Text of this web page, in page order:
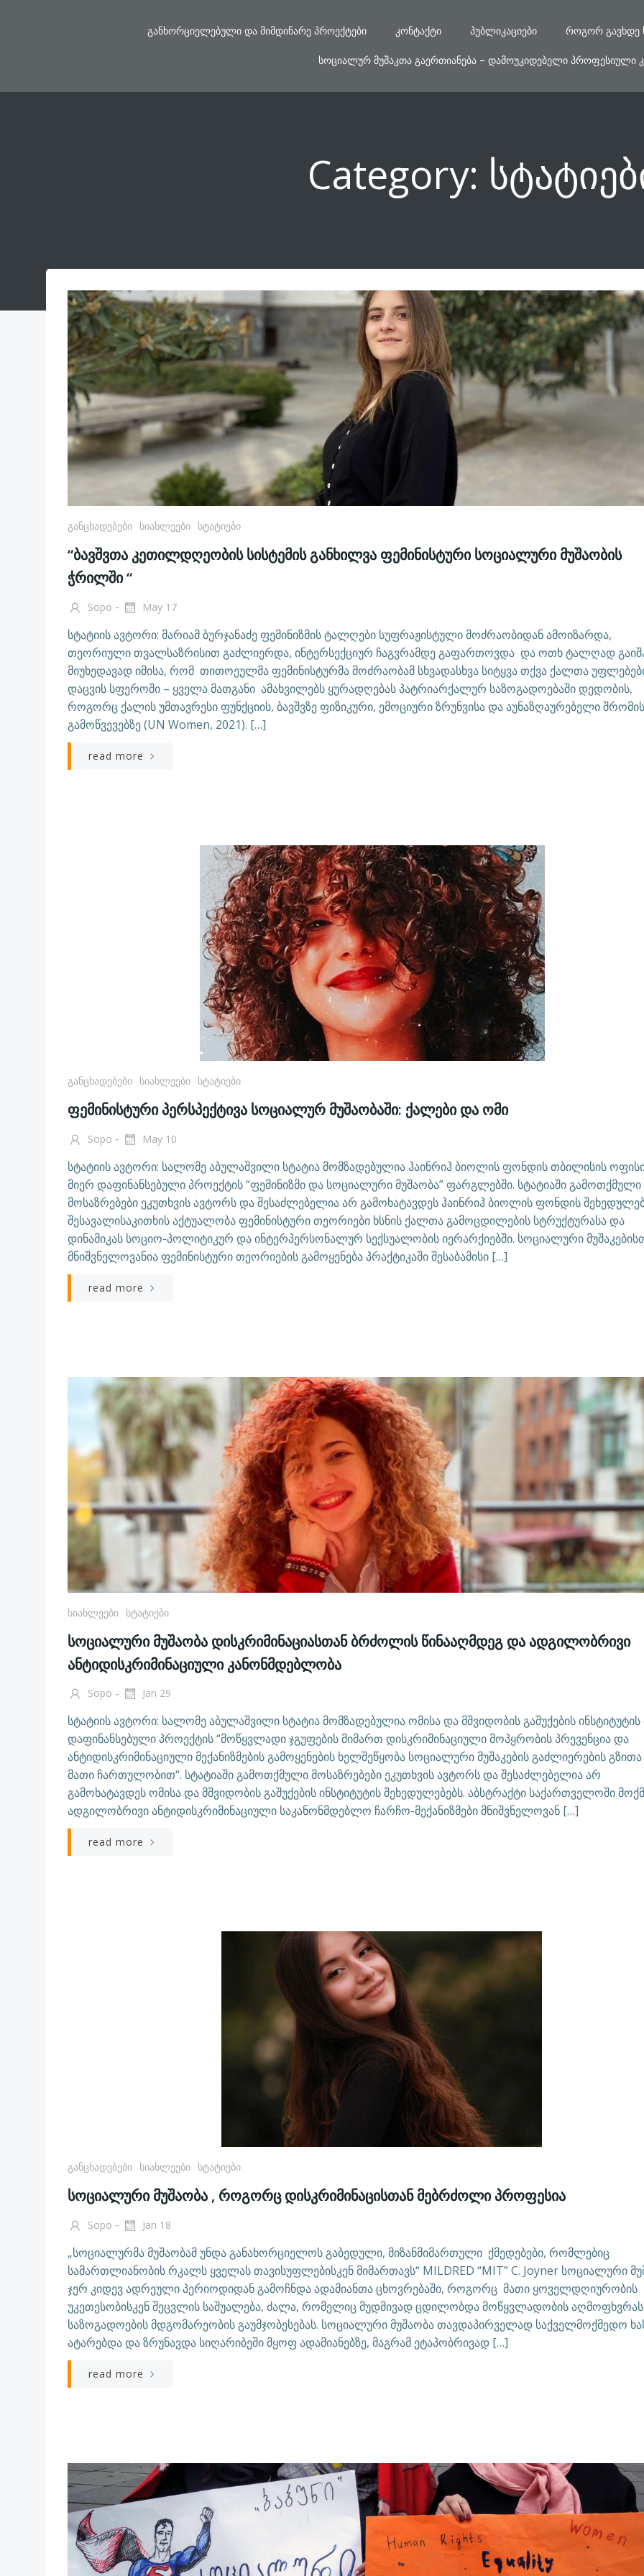
ᲒᲐᲜᲮᲝᲠᲪᲘᲔᲚᲔᲑᲣᲚᲘ ᲓᲐ ᲛᲘᲛᲓᲘᲜᲐᲠᲔ ᲞᲠᲝᲔᲥᲢᲔᲑᲘ ᲙᲝᲜᲢᲐᲥᲢᲘ ᲞᲣᲑᲚᲘᲙᲐᲪᲘᲔᲑᲘ ᲠᲝᲒᲝᲠ ᲒᲐᲕᲮᲓᲔ
ᲡᲝᲪᲘᲐᲚᲣᲠ ᲛᲣᲨᲐᲙᲗᲐ ᲒᲐᲔᲠᲗᲘᲐᲜᲔᲑᲐ – ᲓᲐᲛᲝᲣᲙᲘᲓᲔᲑᲔᲚᲘ ᲞᲠᲝᲤᲔᲡᲘᲣᲚᲘ
Category:
Განცხადებები Სიახლეები Სტატიები
“ბავშვთა კეთილდღეობის სისტემის განხილვა ფემინისტური სოციალური მუშაობის
ჭრილში “
Sopo - May 17
სტატიის ავტორი: მარიამ ბურჯანაძე ფემინიზმის ტალღები სუფრაჟისტული მოძრაობიდან ამოიზარდა,
თეორიული თვალსაზრისით გაძლიერდა, ინტერსექციურ ჩაგვრამდე გაფართოვდა და ოთხ ტალღად
მიუხედავად იმისა, რომ თითოეულმა ფემინისტურმა მოძრაობამ სხვადასხვა სიტყვა თქვა ქალთა
დაცვის სფეროში – ყველა მათგანი ამახვილებს ყურადღებას პატრიარქალურ საზოგადოებაში დედობის,
როგორც ქალის უმთავრესი ფუნქციის, ბავშვზე ფიზიკური, ემოციური ზრუნვისა და აუნაზღაურებელი შრომის
გამოწვევებზე (UN Women, 2021). […]
read more
Განცხადებები Სიახლეები Სტატიები
ფემინისტური პერსპექტივა სოციალურ მუშაობაში: ქალები და ომი
Sopo - May 10
სტატიის ავტორი: სალომე აბულაშვილი სტატია მომზადებულია ჰაინრიჰ ბიოლის ფონდის თბილისის
მიერ დაფინანსებული პროექტის “ფემინიზმი და სოციალური მუშაობა” ფარგლებში. სტატიაში გამოთქმული
მოსაზრებები ეკუთხვის ავტორს და შესაძლებელია არ გამოხატავდეს ჰაინრიჰ ბიოლის ფონდის
შესავალისაკითხის აქტუალობა ფემინისტური თეორიები ხსნის ქალთა გამოცდილების სტრუქტურასა და
დინამიკას სოციო-პოლიტიკურ და ინტერპერსონალურ სექსუალობის იერარქიებში. სოციალური
მნიშვნელოვანია ფემინისტური თეორიების გამოყენება პრაქტიკაში შესაბამისი […]
read more
Სიახლეები Სტატიები
სოციალური მუშაობა დისკრიმინაციასთან ბრძოლის წინააღმდეგ და ადგილობრივი
ანტიდისკრიმინაციული კანონმდებლობა
Sopo - Jan 29
სტატიის ავტორი: სალომე აბულაშვილი სტატია მომზადებულია ომისა და მშვიდობის გაშუქების ინსტიტუტის
დაფინანსებული პროექტის “მოწყვლადი ჯგუფების მიმართ დისკრიმინაციული მოპყრობის პრევენცია და
ანტიდისკრიმინაციული მექანიზმების გამოყენების ხელშეწყობა სოციალური მუშაკების გაძლიერების
მათი ჩართულობით“. სტატიაში გამოთქმული მოსაზრებები ეკუთხვის ავტორს და შესაძლებელია არ
გამოხატავდეს ომისა და მშვიდობის გაშუქების ინსტიტუტის შეხედულებებს. აბსტრაქტი საქართველოში
ადგილობრივი ანტიდისკრიმინაციული საკანონმდებლო ჩარჩო-მექანიზმები მნიშვნელოვან […]
read more
Განცხადებები Სიახლეები Სტატიები
სოციალური მუშაობა , როგორც დისკრიმინაცისთან მებრძოლი პროფესია
Sopo - Jan 18
„სოციალურმა მუშაობამ უნდა განახორციელოს გაბედული, მიზანმიმართული ქმედებები, რომლებიც
სამართლიანობის რკალს ყველას თავისუფლებისკენ მიმართავს“ MILDRED “MIT” C. Joyner სოციალური
ჯერ კიდევ ადრეული პერიოდიდან გამოჩნდა ადამიანთა ცხოვრებაში, როგორც მათი ყოველდღიურობის
უკეთესობისკენ შეცვლის საშუალება, ძალა, რომელიც მუდმივად ცდილობდა მოწყვლადობის
საზოგადოების მდგომარეობის გაუმჯობესებას. სოციალური მუშაობა თავდაპირველად საქველმოქმედო
ატარებდა და ზრუნავდა სიღარიბეში მყოფ ადამიანებზე, მაგრამ ეტაპობრივად […]
read more